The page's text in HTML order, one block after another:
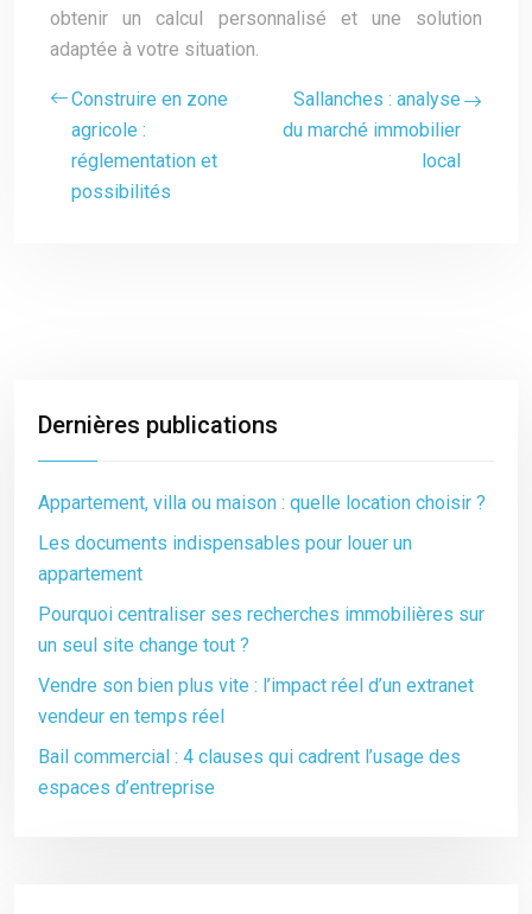
obtenir un calcul personnalisé et une solution
adaptée à votre situation.
Construire en zone
agricole :
réglementation et
possibilités
Sallanches : analyse
du marché immobilier
local
Dernières publications
Appartement, villa ou maison : quelle location choisir ?
Les documents indispensables pour louer un
appartement
Pourquoi centraliser ses recherches immobilières sur
un seul site change tout ?
Vendre son bien plus vite : l’impact réel d’un extranet
vendeur en temps réel
Bail commercial : 4 clauses qui cadrent l’usage des
espaces d’entreprise